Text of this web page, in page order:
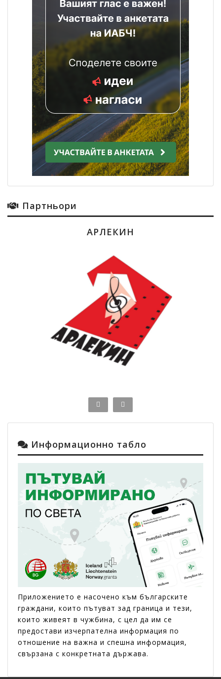
Партньори
АРЛЕКИН
Информационно табло
Приложението е насоченo към българските
граждани, които пътуват зад граница и тези,
които живеят в чужбина, с цел да им се
предостави изчерпателна информация по
отношение на важна и спешна информация,
свързана с конкретната държава.